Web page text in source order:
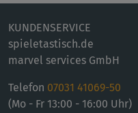
KUNDENSERVICE
spieletastisch.de
marvel services GmbH
Telefon 07031 41069-50
(Mo - Fr 13:00 - 16:00 Uhr)